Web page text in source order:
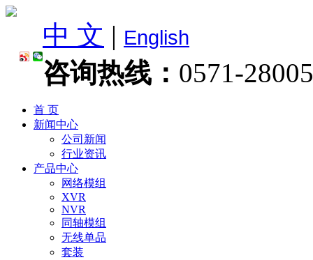
中 文 | English
咨询热线： 0571-
首 页
新闻中心
公司新闻
行业资讯
产品中心
网络模组
XVR
NVR
同轴模组
无线单品
套装